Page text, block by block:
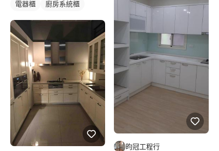
電器櫃 廚房系統櫃
昀冠工程行